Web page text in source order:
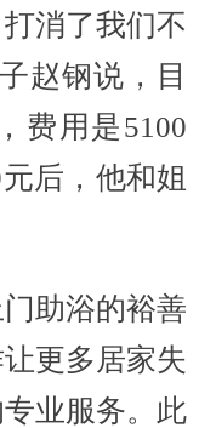
消了我们不
赵钢说，目
费用是5100
后，他和姐
助浴的裕善
更多居家失
业服务。此